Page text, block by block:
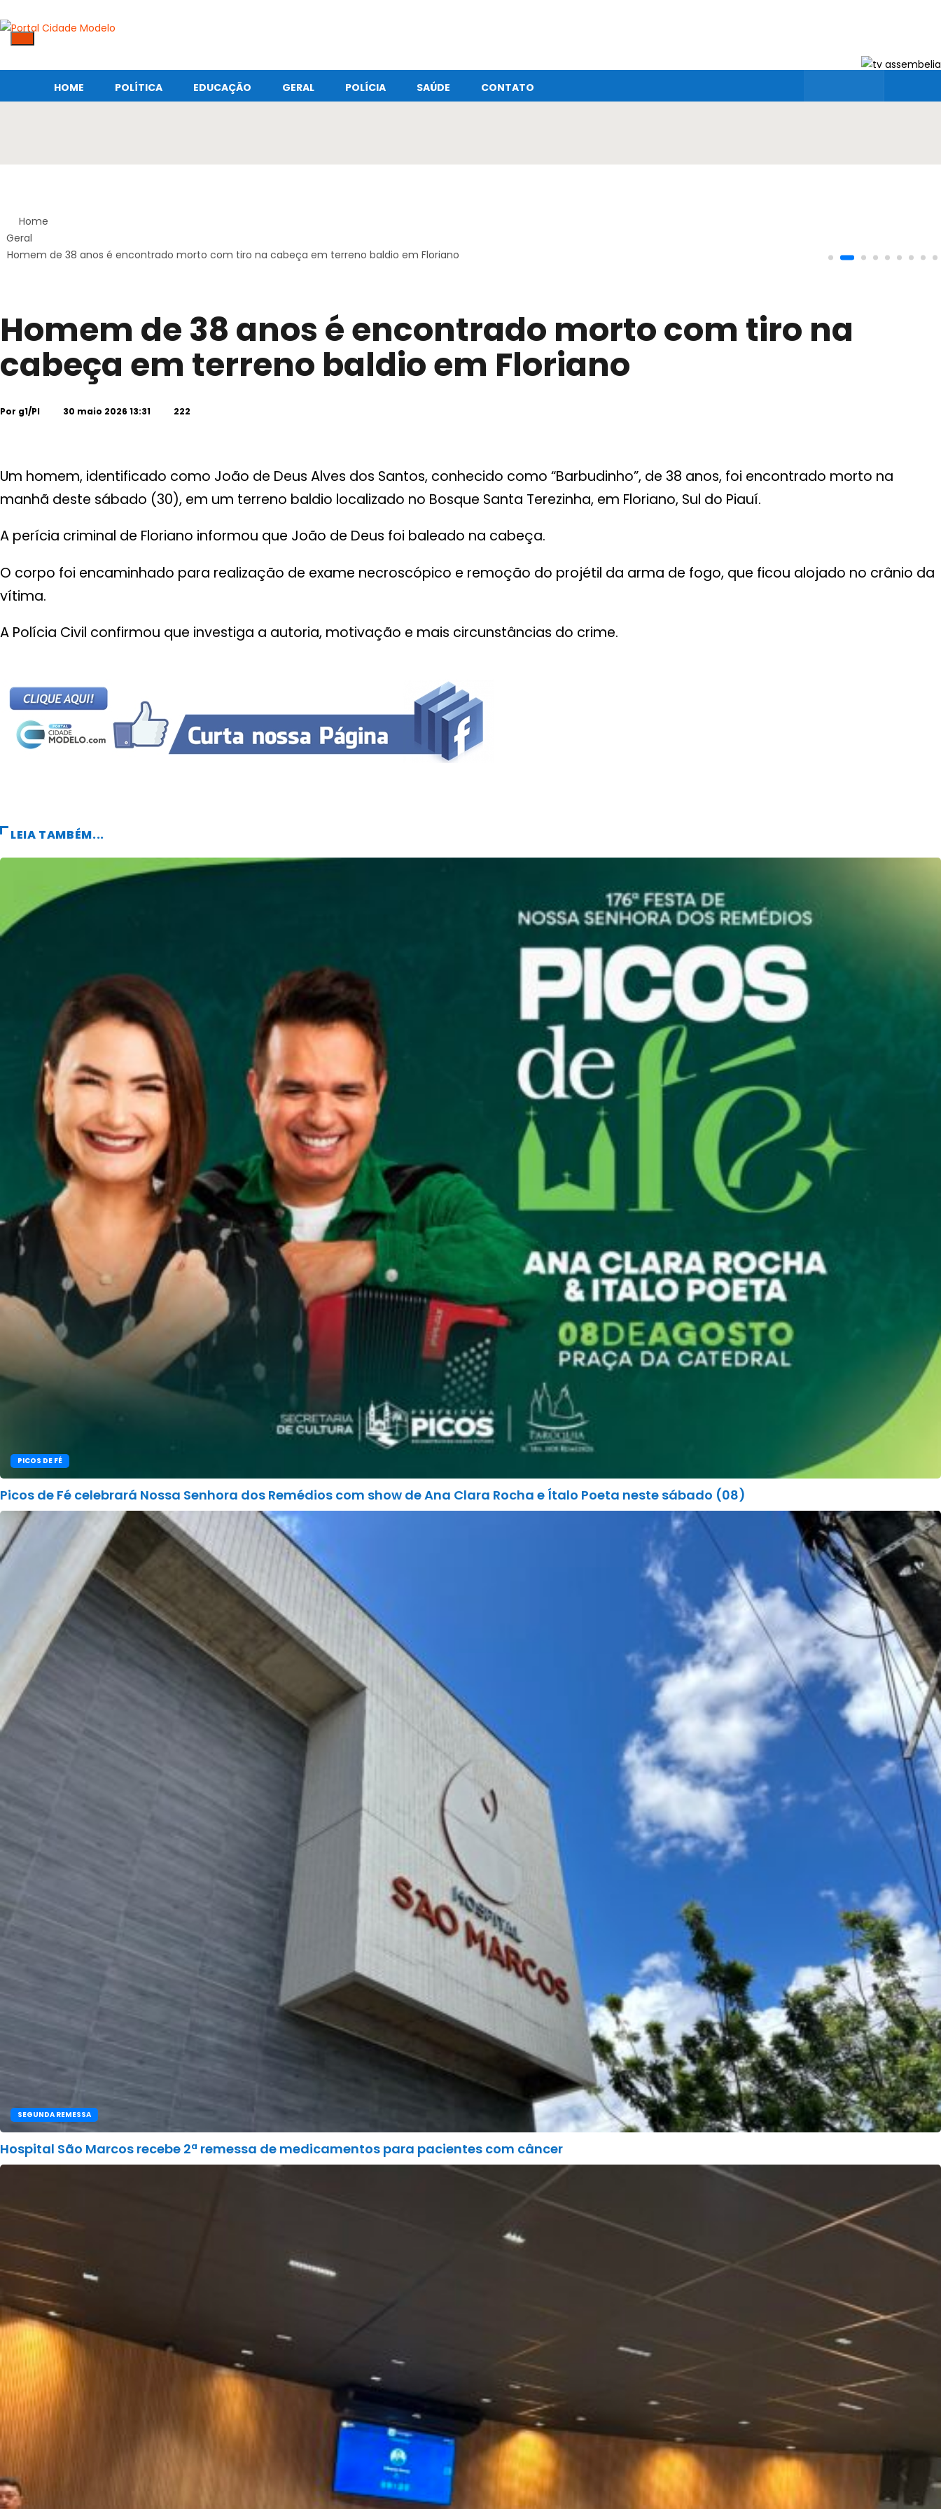
HOME POLÍTICA EDUCAÇÃO GERAL POLÍCIA SAÚDE CONTATO
Home
Geral
Homem de 38 anos é encontrado morto com tiro na cabeça em terreno baldio em Floriano
Homem de 38 anos é encontrado morto com tiro na
cabeça em terreno baldio em Floriano
Por g1/PI 30 maio 2026 13:31 222
Um homem, identificado como João de Deus Alves dos Santos, conhecido como “Barbudinho”, de 38 anos, foi encontrado morto na
manhã deste sábado (30), em um terreno baldio localizado no Bosque Santa Terezinha, em Floriano, Sul do Piauí.
A perícia criminal de Floriano informou que João de Deus foi baleado na cabeça.
O corpo foi encaminhado para realização de exame necroscópico e remoção do projétil da arma de fogo, que ficou alojado no crânio da
vítima.
A Polícia Civil confirmou que investiga a autoria, motivação e mais circunstâncias do crime.
LEIA TAMBÉM...
PICOS DE FÉ
Picos de Fé celebrará Nossa Senhora dos Remédios com show de Ana Clara Rocha e Ítalo Poeta neste sábado (08)
SEGUNDA REMESSA
Hospital São Marcos recebe 2ª remessa de medicamentos para pacientes com câncer